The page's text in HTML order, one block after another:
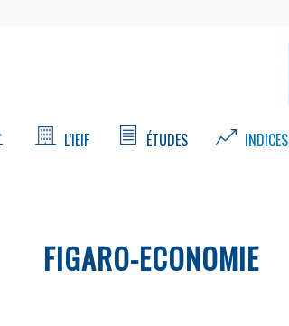
L’IEIF ÉTUDES INDICES
FIGARO-ECONOMIE